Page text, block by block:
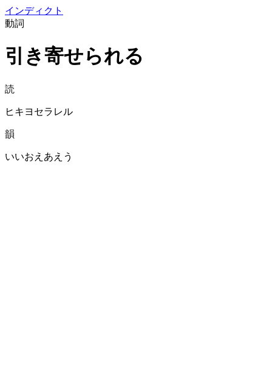
インディクト
動詞
引き寄せられる
読
ヒキヨセラレル
韻
いいおえあえう